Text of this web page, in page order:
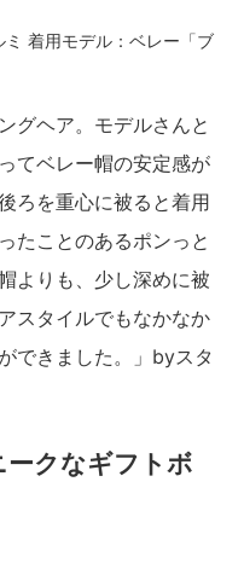
着用モデル：ベレー「ブ
グヘア。モデルさんと
てベレー帽の安定感が
ろを重心に被ると着用
たことのあるポンっと
よりも、少し深めに被
スタイルでもなかなか
できました。」byスタ
クなギフトボ